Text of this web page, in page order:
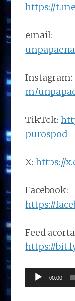
https://
email:
Instagram:
m/
TikTok:
purospod
X:https://
Facebook:
https://
Feed
https://
de
00:00